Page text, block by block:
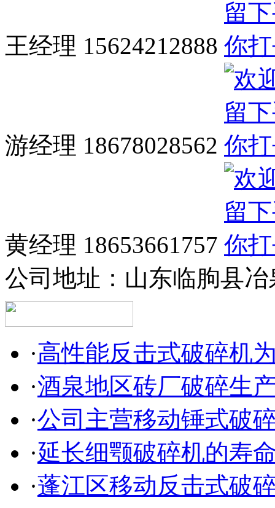
王经理 15624212888
游经理 18678028562
黄经理 18653661757
公司地址： 山东临朐县冶
·高性能反击式破碎机
·酒泉地区砖厂破碎生
·公司主营移动锤式破
·延长细颚破碎机的寿
·蓬江区移动反击式破